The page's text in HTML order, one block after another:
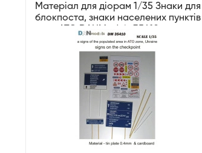
Матеріал для діорам 1/35 Знаки для
блокпоста, знаки населених пунктів
зони АТО DANModels 35410